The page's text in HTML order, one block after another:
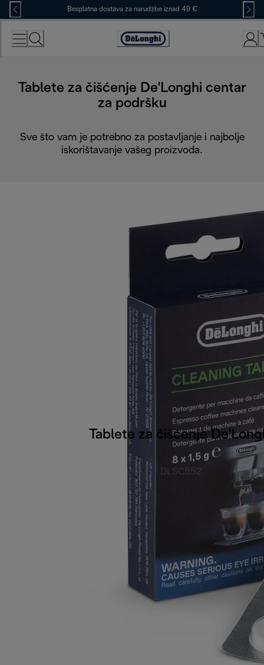
Skip
to
Content
Besplatna dostava za narudžbe iznad 49 €
Accessibility
Tablete za čišćenje De'Longhi centar
za podršku
Sve što vam je potrebno za postavljanje i najbolje
iskorištavanje vašeg proizvoda.
Tablete za čišćenje
DLSC552